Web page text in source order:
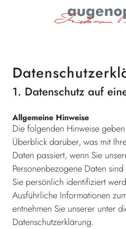
UNSER
So sieht
„Du siehst toll aus“ –
TERMIN &
Schön, Sie zu
Kontakt
1. Datenschutz auf
Allgemeine Hinweise
Die folgenden Hinweise
Überblick darüber, was mit
Daten passiert, wenn Sie
Personenbezogene Daten
Sie persönlich identifiziert
Ausführliche Informationen
entnehmen Sie unserer unter
Datenschutzerklärung.